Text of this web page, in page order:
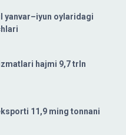
yanvar–iyun oylaridagi
hajmi 9,7 trln
11,9 ming tonnani